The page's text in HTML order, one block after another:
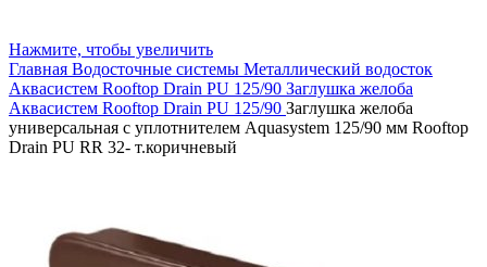
Нажмите, чтобы увеличить
Главная Водосточные системы Металлический водосток
Аквасистем Rooftop Drain PU 125/90 Заглушка желоба
Аквасистем Rooftop Drain PU 125/90 Заглушка желоба
универсальная с уплотнителем Aquasystem 125/90 мм Rooftop
Drain PU RR 32- т.коричневый